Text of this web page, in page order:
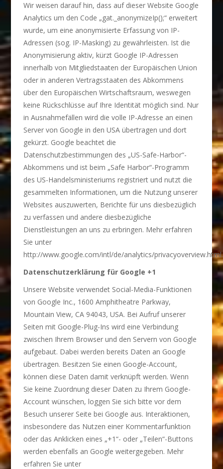
Wir weisen darauf hin, dass auf dieser Website Google
Analytics um den Code „gat._anonymizeIp();“ erweitert
wurde, um eine anonymisierte Erfassung von IP-
Adressen (sog. IP-Masking) zu gewährleisten. Ist die
Anonymisierung aktiv, kürzt Google IP-Adressen
innerhalb von Mitgliedstaaten der Europäischen Union
oder in anderen Vertragsstaaten des Abkommens
über den Europäischen Wirtschaftsraum, weswegen
keine Rückschlüsse auf Ihre Identität möglich sind. Nur
in Ausnahmefällen wird die volle IP-Adresse an einen
Server von Google in den USA übertragen und dort
gekürzt. Google beachtet die
Datenschutzbestimmungen des „US-Safe-Harbor“-
Abkommens und ist beim „Safe Harbor“-Programm
des US-Handelsministeriums registriert und nutzt die
gesammelten Informationen, um die Nutzung unserer
Websites auszuwerten, Berichte für uns diesbezüglich
zu verfassen und andere diesbezügliche
Dienstleistungen an uns zu erbringen. Mehr erfahren
Sie unter
http://www.google.com/intl/de/analytics/privacyoverview.html.
Datenschutzerklärung für Google +1
Unsere Website verwendet Social-Media-Funktionen
von Google Inc., 1600 Amphitheatre Parkway,
Mountain View, CA 94043, USA. Bei Aufruf unserer
Seiten mit Google-Plug-Ins wird eine Verbindung
zwischen Ihrem Browser und den Servern von Google
aufgebaut. Dabei werden bereits Daten an Google
übertragen. Besitzen Sie einen Google-Account,
können diese Daten damit verknüpft werden. Wenn
Sie keine Zuordnung dieser Daten zu Ihrem Google-
Account wünschen, loggen Sie sich bitte vor dem
Besuch unserer Seite bei Google aus. Interaktionen,
insbesondere das Nutzen einer Kommentarfunktion
oder das Anklicken eines „+1“- oder „Teilen“-Buttons
werden ebenfalls an Google weitergegeben. Mehr
erfahren Sie unter